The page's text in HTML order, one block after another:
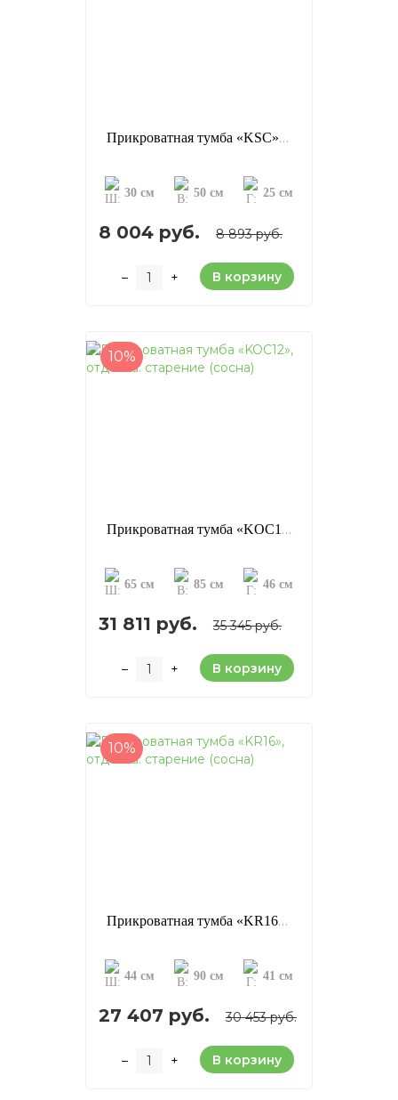
Прикроватная тумба «KSC», отделка: старение (сосна)
30 см 50 см 25 см
8 004 руб. 8 893 руб.
– + В корзину
10%
Прикроватная тумба «KOC12», отделка: старение (сосна)
65 см 85 см 46 см
31 811 руб. 35 345 руб.
– + В корзину
10%
Прикроватная тумба «KR16», отделка: старение (сосна)
44 см 90 см 41 см
27 407 руб. 30 453 руб.
– + В корзину